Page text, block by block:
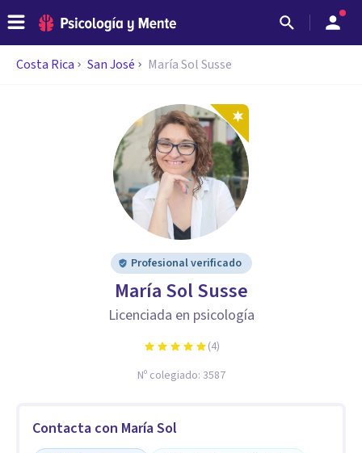
Costa Rica San José María Sol Susse
Profesional verificado
María Sol Susse
Licenciada en psicología
(4)
Nº colegiado: 3587
Contacta con María Sol